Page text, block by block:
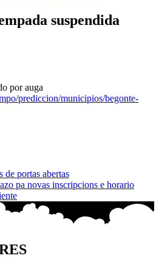
suspendida
por auga
prediccion/municipios/begonte-
de portas abertas
pa novas inscripcions e horario